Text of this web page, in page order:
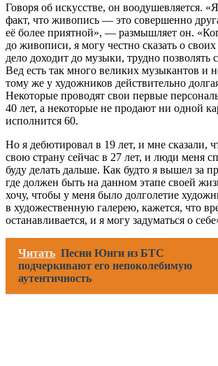
Говоря об искусстве, он воодушевляется.
факт, что живопись — это совершенно
её более приятной», — размышляет он.
до живописи, я могу честно сказать о
дело доходит до музыки, трудно позволять
Вед есть так много великих музыкантов и
тому же у художников действительно
Некоторые проводят свои первые
40 лет, а некоторые не продают ни одной
исполнится 60.
Но я дебютировал в 19 лет, и мне сказали,
свою страну сейчас в 27 лет, и люди меня
буду делать дальше. Как будто я вышел за
где должен быть на данном этапе своей
хочу, чтобы у меня было долголетие
в художественную галерею, кажется, что
останавливается, и я могу задуматься о
Читать Песни Юнги из БТС
подчеркивают его непоколебимую
аутентичность